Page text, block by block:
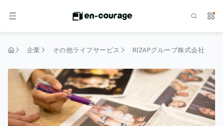
メニュー サ
企業 その他ライフサービス RIZAPグループ株式会社